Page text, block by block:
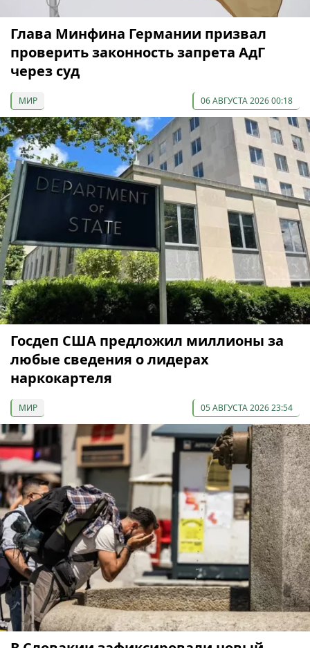
Глава Минфина Германии призвал
проверить законность запрета АдГ
через суд
МИР 06 АВГУСТА 2026 00:18
Госдеп США предложил миллионы за
любые сведения о лидерах
наркокартеля
МИР 05 АВГУСТА 2026 23:54